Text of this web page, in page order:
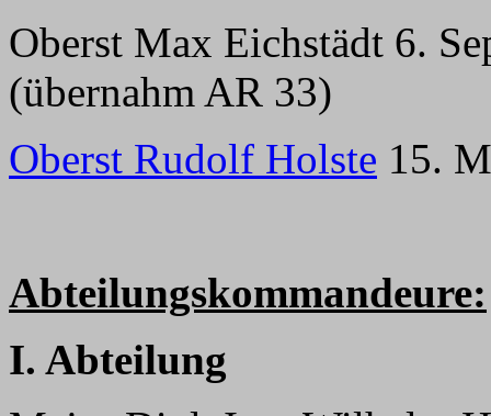
Oberst Max Eichstädt 6.
(übernahm AR 33)
Oberst Rudolf Holste 15.
Abteilungskommandeure:
I. Abteilung